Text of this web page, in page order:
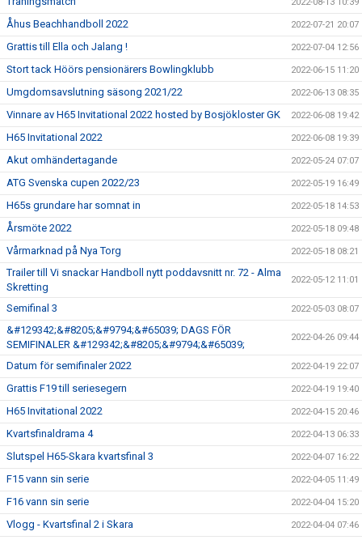
Åhus Beachhandboll 2022 2022-07-21 20:07
Grattis till Ella och Jalang ! 2022-07-04 12:56
Stort tack Höörs pensionärers Bowlingklubb 2022-06-15 11:20
Umgdomsavslutning säsong 2021/22 2022-06-13 08:35
Vinnare av H65 Invitational 2022 hosted by Bosjökloster GK 2022-06-08 19:42
H65 Invitational 2022 2022-06-08 19:39
Akut omhändertagande 2022-05-24 07:07
ATG Svenska cupen 2022/23 2022-05-19 16:49
H65s grundare har somnat in 2022-05-18 14:53
Årsmöte 2022 2022-05-18 09:48
Vårmarknad på Nya Torg 2022-05-18 08:21
Trailer till Vi snackar Handboll nytt poddavsnitt nr. 72 - Alma
Skretting
2022-05-12 11:01
Semifinal 3 2022-05-03 08:07
&#129342;&#8205;&#9794;&#65039; DAGS FÖR
SEMIFINALER &#129342;&#8205;&#9794;&#65039;
2022-04-26 09:44
Datum för semifinaler 2022 2022-04-19 22:07
Grattis F19 till seriesegern 2022-04-19 19:40
H65 Invitational 2022 2022-04-15 20:46
Kvartsfinaldrama 4 2022-04-13 06:33
Slutspel H65-Skara kvartsfinal 3 2022-04-07 16:22
F15 vann sin serie 2022-04-05 11:49
F16 vann sin serie 2022-04-04 15:20
Vlogg - Kvartsfinal 2 i Skara 2022-04-04 07:46